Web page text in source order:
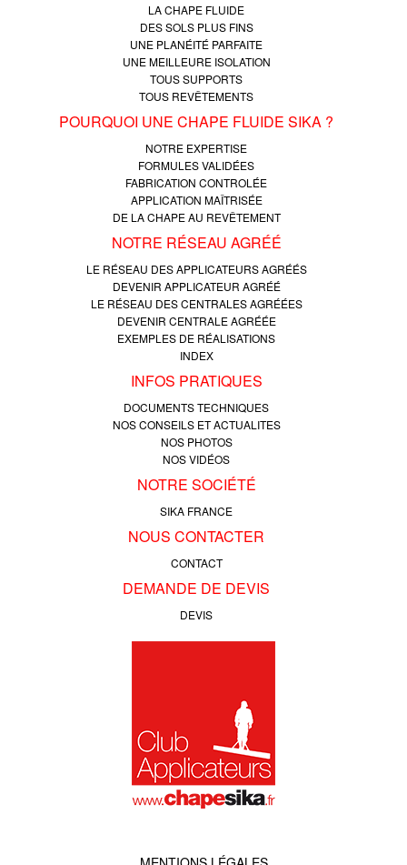
LA CHAPE FLUIDE
DES SOLS PLUS FINS
UNE PLANÉITÉ PARFAITE
UNE MEILLEURE ISOLATION
TOUS SUPPORTS
TOUS REVÊTEMENTS
POURQUOI UNE CHAPE FLUIDE SIKA ?
NOTRE EXPERTISE
FORMULES VALIDÉES
FABRICATION CONTROLÉE
APPLICATION MAÎTRISÉE
DE LA CHAPE AU REVÊTEMENT
NOTRE RÉSEAU AGRÉÉ
LE RÉSEAU DES APPLICATEURS AGRÉÉS
DEVENIR APPLICATEUR AGRÉÉ
LE RÉSEAU DES CENTRALES AGRÉÉES
DEVENIR CENTRALE AGRÉÉE
EXEMPLES DE RÉALISATIONS
INDEX
INFOS PRATIQUES
DOCUMENTS TECHNIQUES
NOS CONSEILS ET ACTUALITES
NOS PHOTOS
NOS VIDÉOS
NOTRE SOCIÉTÉ
SIKA FRANCE
NOUS CONTACTER
CONTACT
DEMANDE DE DEVIS
DEVIS